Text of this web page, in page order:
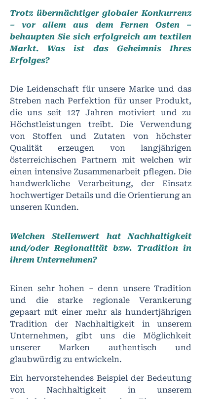
Trotz übermächtiger globaler Konkurrenz
– vor allem aus dem Fernen Osten –
behaupten Sie sich erfolgreich am textilen
Markt. Was ist das Geheimnis Ihres
Erfolges?
Die Leidenschaft für unsere Marke und das
Streben nach Perfektion für unser Produkt,
die uns seit 127 Jahren motiviert und zu
Höchstleistungen treibt. Die Verwendung
von Stoffen und Zutaten von höchster
Qualität erzeugen von langjährigen
österreichischen Partnern mit welchen wir
einen intensive Zusammenarbeit pflegen. Die
handwerkliche Verarbeitung, der Einsatz
hochwertiger Details und die Orientierung an
unseren Kunden.
Welchen Stellenwert hat Nachhaltigkeit
und/oder Regionalität bzw. Tradition in
ihrem Unternehmen?
Einen sehr hohen – denn unsere Tradition
und die starke regionale Verankerung
gepaart mit einer mehr als hundertjährigen
Tradition der Nachhaltigkeit in unserem
Unternehmen, gibt uns die Möglichkeit
unserer Marken authentisch und
glaubwürdig zu entwickeln.
Ein hervorstehendes Beispiel der Bedeutung
von Nachhaltigkeit in unserem